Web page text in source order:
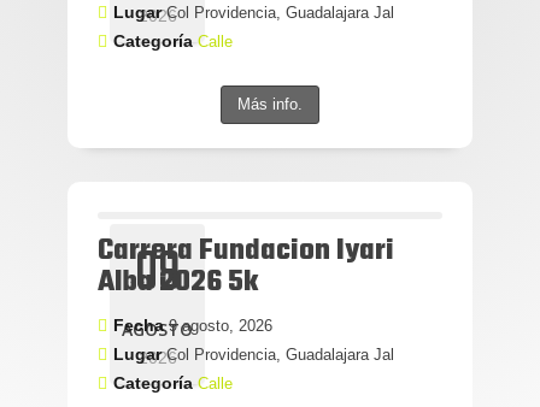
2026
LugarCol Providencia, Guadalajara Jal
Categoría Calle
Más info.
09
AGOSTO
2026
Carrera Fundacion Iyari
Alba 2026 5k
Fecha9 agosto, 2026
LugarCol Providencia, Guadalajara Jal
Categoría Calle